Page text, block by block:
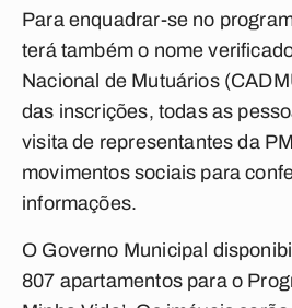
Para enquadrar-se no
terá também o nome
Nacional de Mutuários
das inscrições, todas as
visita de representantes da
movimentos sociais para
informações.
O Governo Municipal
807 apartamentos para o